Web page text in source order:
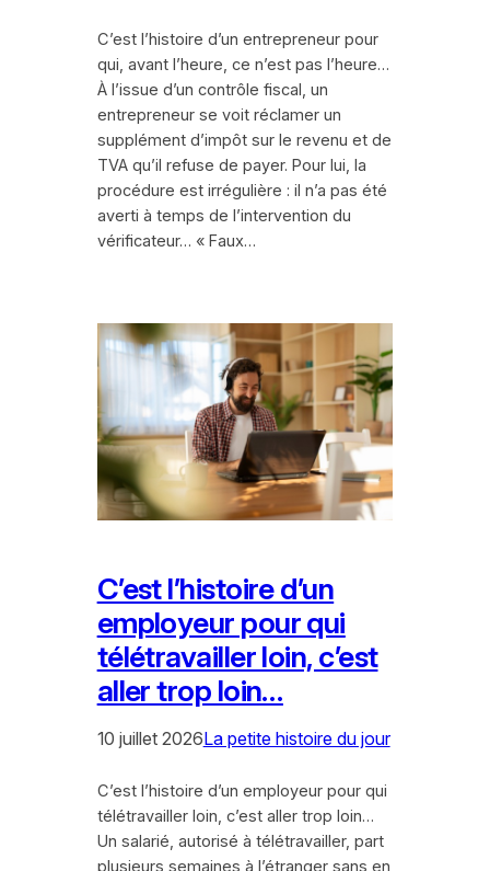
C’est l’histoire d’un entrepreneur pour
qui, avant l’heure, ce n’est pas l’heure…
À l’issue d’un contrôle fiscal, un
entrepreneur se voit réclamer un
supplément d’impôt sur le revenu et de
TVA qu’il refuse de payer. Pour lui, la
procédure est irrégulière : il n’a pas été
averti à temps de l’intervention du
vérificateur… « Faux…
C’est l’histoire d’un
employeur pour qui
télétravailler loin, c’est
aller trop loin…
10 juillet 2026La petite histoire du jour
C’est l’histoire d’un employeur pour qui
télétravailler loin, c’est aller trop loin…
Un salarié, autorisé à télétravailler, part